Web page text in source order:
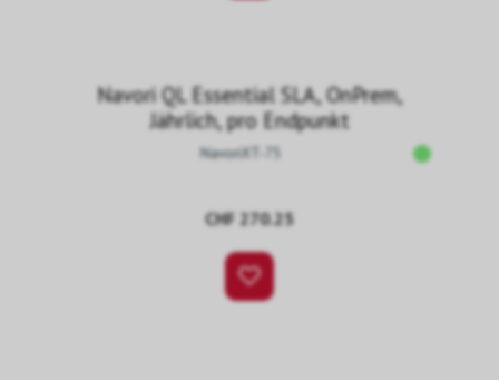
Navori QL Essential SLA, OnPrem,
Jährlich, pro Endpunkt
NavoriXT-75
CHF 270.25